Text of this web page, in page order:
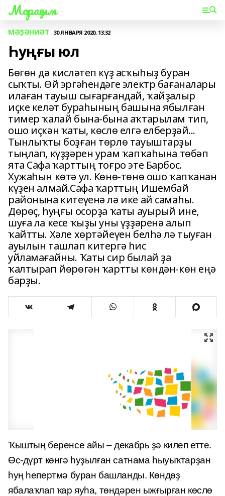
Мораҙым
МӘҘӘНИӘТ 30 ЯНВАРЯ 2020, 13:32
Һуңғы юл
Бөгөн дә кисләтеп күҙ асҡыһыҙ буран
сыҡты. Өй эргәһендәге электр бағаналары
илаған тауыш сығарғандай, ҡайҙалыр
иҫке келәт бураһының башына ябылған
тимер ҡалай бына-бына аҡтарылам тип,
ошо иҫкән ҡаты, көслө елгә елберҙәй...
Тынлыҡты боҙған төрлө тауыштарҙы
тыңлап, күҙҙәрен урам ҡапҡаһына төбәп
ята Сафа ҡарттың тоғро эте Барбос.
Хужаһын көтә ул. Көнө-төнө ошо ҡапҡанан
күҙен алмай.Сафа ҡарттың Ишембай
районына китеүенә лә ике ай самаһы.
Дөрөҫ, һуңғы осорҙа ҡаты ауырый ине,
шуға ла кесе ҡыҙы уны үҙҙәренә алып
ҡайтты. Хәле хөртәйеүен белһә лә тыуған
ауылын ташлап китергә һис
уйламағайны. Ҡаты сир былай ҙа
ҡалтырап йөрөгән ҡартты көндән-көн еңә
барҙы.
Ҡыштың беренсе айы – декабрь ҙә килеп етте.
Өс-дүрт көнгә һуҙылған сатнама һыуыҡтарҙан
һуң һепертмә буран башланды. Көндөҙ
ябалаҡлап ҡар яуһа, төндәрен ыжғырған көслө